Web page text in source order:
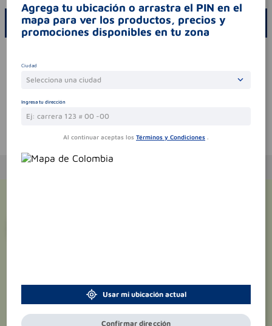
ESCRIBE UN COMENTARIO
Te puede interesar
Agrega tu ubicación o arrastra el PIN en el
mapa para ver los productos, precios y
promociones disponibles en tu zona
Ciudad
Selecciona una ciudad
Ingresa tu dirección
Al continuar aceptas los Términos y Condiciones .
Usar mi ubicación actual
Confirmar dirección